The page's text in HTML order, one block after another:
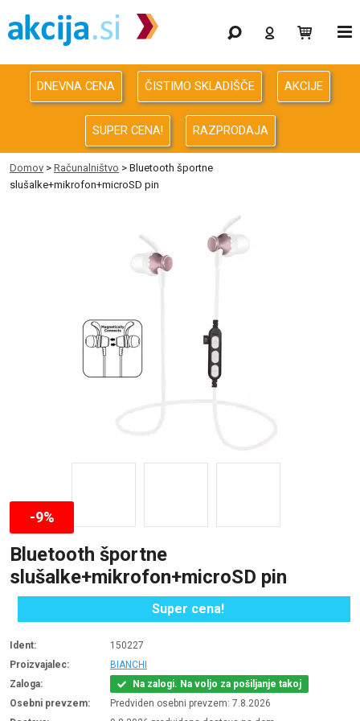
Gaming
Odprodaja
Računalništvo
Računalništvo za podjetja
Avdio Video Foto
Oprema za pisarno in dom
DNEVNA CENA ČISTIMO SKLADIŠČE AKCIJE
SUPER CENA! RAZPRODAJA
Domov > Računalništvo > Bluetooth športne
slušalke+mikrofon+microSD pin
Bluetooth športne
slušalke+mikrofon+microSD pin
Super cena!
Ident:
150227
Proizvajalec:
BIANCHI
Zaloga:
Na zalogi. Na voljo za pošiljanje takoj
Osebni prevzem:
Predviden osebni prevzem: 7.8.2026
-9%